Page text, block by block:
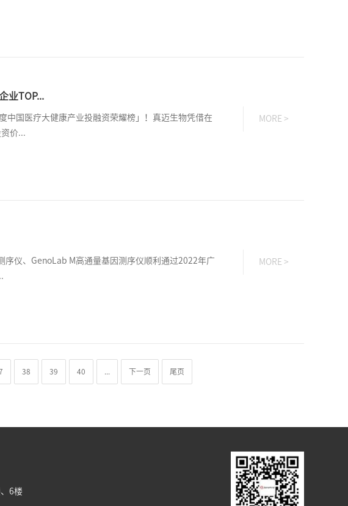
业TOP...
中国医疗大健康产业投融资荣耀榜」！真迈生物凭借在
价...
MORE >
仪、GenoLab M高通量基因测序仪顺利通过2022年广
MORE >
38 39 40 下一页 尾页
6楼